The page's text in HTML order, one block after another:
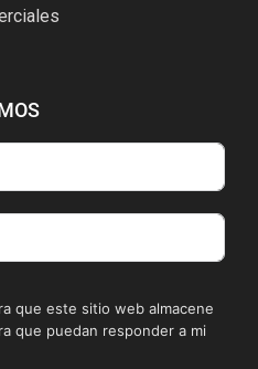
que este sitio web almacene
que puedan responder a mi